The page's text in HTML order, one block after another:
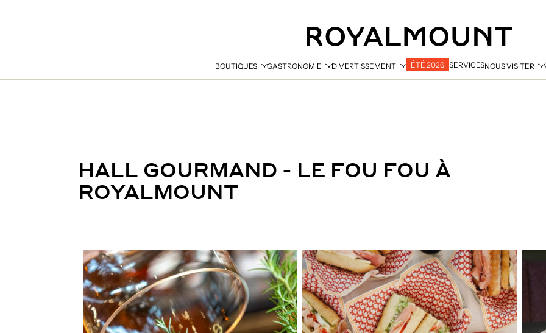
BOUTIQUES GASTRONOMIE DIVERTISSEMENT ÉTÉ 2026 SERVICESNOUS VISITER
HALL GOURMAND - LE FOU FOU À
ROYALMOUNT